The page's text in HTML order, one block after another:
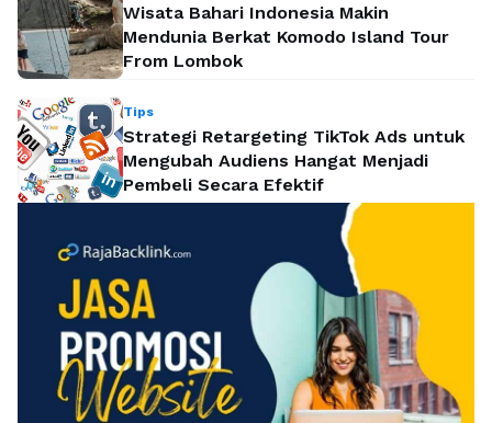
Wisata Bahari Indonesia Makin
Mendunia Berkat Komodo Island Tour
From Lombok
Tips
Strategi Retargeting TikTok Ads untuk
Mengubah Audiens Hangat Menjadi
Pembeli Secara Efektif